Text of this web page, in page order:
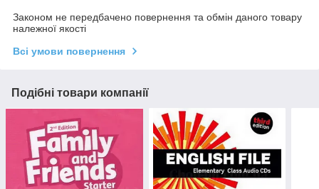
Законом не передбачено повернення та обмін даного товару
належної якості
Всі умови повернення
Подібні товари компанії